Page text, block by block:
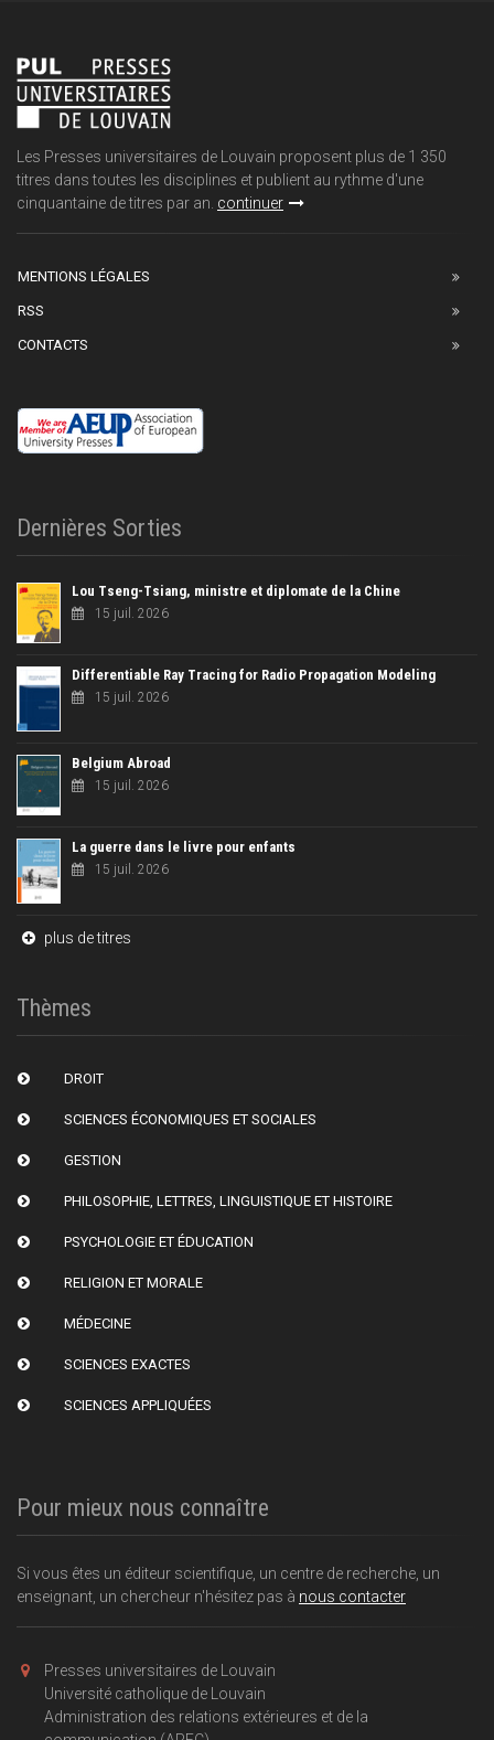
Les Presses universitaires de Louvain proposent plus de 1 350
titres dans toutes les disciplines et publient au rythme d'une
cinquantaine de titres par an. continuer
MENTIONS LÉGALES
RSS
CONTACTS
Dernières Sorties
Lou Tseng-Tsiang, ministre et diplomate de la Chine
15 juil. 2026
Differentiable Ray Tracing for Radio Propagation Modeling
15 juil. 2026
Belgium Abroad
15 juil. 2026
La guerre dans le livre pour enfants
15 juil. 2026
plus de titres
Thèmes
DROIT
SCIENCES ÉCONOMIQUES ET SOCIALES
GESTION
PHILOSOPHIE, LETTRES, LINGUISTIQUE ET HISTOIRE
PSYCHOLOGIE ET ÉDUCATION
RELIGION ET MORALE
MÉDECINE
SCIENCES EXACTES
SCIENCES APPLIQUÉES
Pour mieux nous connaître
Si vous êtes un éditeur scientifique, un centre de recherche, un
enseignant, un chercheur n'hésitez pas à nous contacter
Presses universitaires de Louvain
Université catholique de Louvain
Administration des relations extérieures et de la